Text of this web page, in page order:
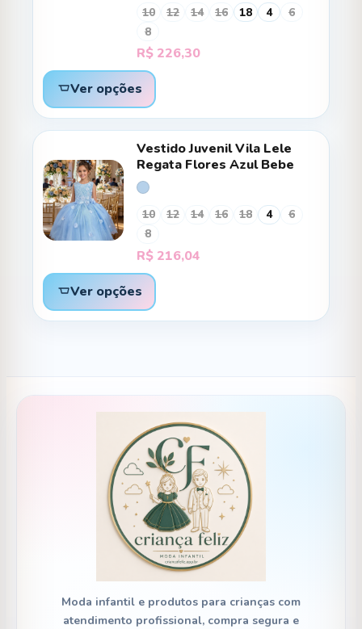
10 12 14 16 18 4
6
8
R$ 226,30
Ver opções
Vestido Juvenil Vila Lele
Regata Flores Azul Bebe
10 12 14 16 18 4
6
8
R$ 216,04
Ver opções
Moda infantil e produtos para crianças com
atendimento profissional, compra segura e